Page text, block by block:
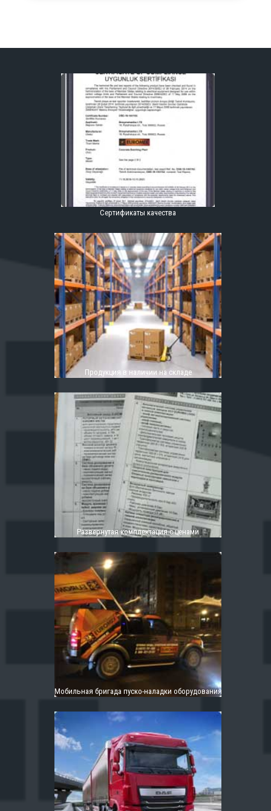
Сертификаты качества
Продукция в наличии на складе
Развернутая комплектация с ценами
Мобильная бригада пуско-наладки оборудования